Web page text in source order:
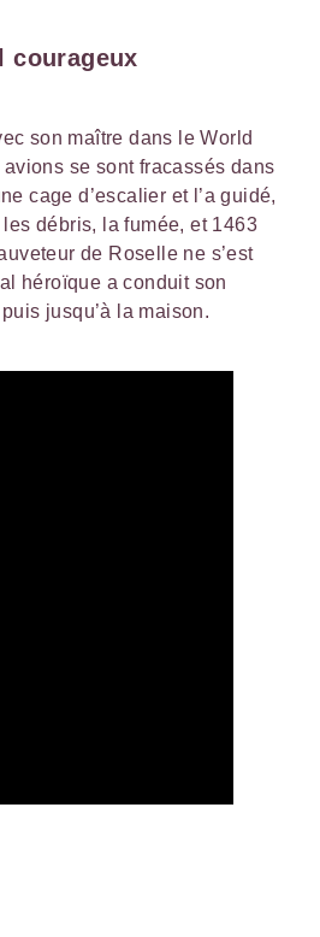
courageux
son maître dans le World
se sont fracassés dans
cage d’escalier et l’a guidé,
débris, la fumée, et 1463
de Roselle ne s’est
héroïque a conduit son
jusqu’à la maison.